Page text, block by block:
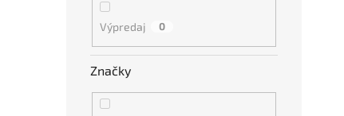
Výpredaj 0
Značky